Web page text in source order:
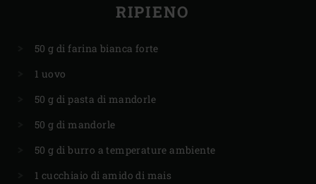
RIPIENO
50 g di farina bianca forte
1 uovo
50 g di pasta di mandorle
50 g di mandorle
50 g di burro a temperature ambiente
1 cucchiaio di amido di mais